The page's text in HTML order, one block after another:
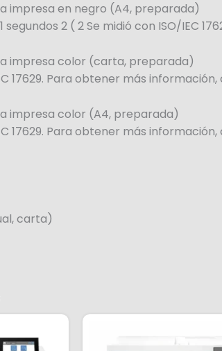
impresa en negro (A4, preparada)
segundos 2 ( 2 Se midió con ISO/IEC
impresa color (carta, preparada)
17629. Para obtener más
impresa color (A4, preparada)
17629. Para obtener más
carta)